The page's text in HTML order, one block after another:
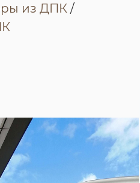
из ДПК /